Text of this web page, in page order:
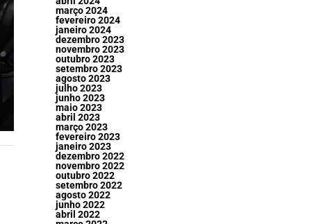
março 2024
fevereiro 2024
janeiro 2024
dezembro 2023
novembro 2023
outubro 2023
setembro 2023
agosto 2023
julho 2023
junho 2023
maio 2023
abril 2023
março 2023
fevereiro 2023
janeiro 2023
dezembro 2022
novembro 2022
outubro 2022
setembro 2022
agosto 2022
junho 2022
abril 2022